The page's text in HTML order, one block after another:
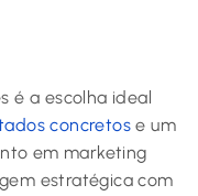
é a escolha ideal
concretos e um
em marketing
estratégica com